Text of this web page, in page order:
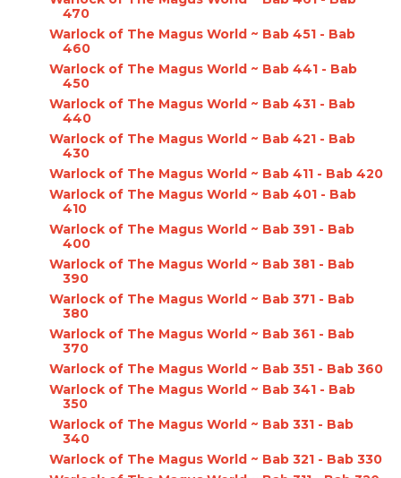
470
Warlock of The Magus World ~ Bab 451 - Bab
460
Warlock of The Magus World ~ Bab 441 - Bab
450
Warlock of The Magus World ~ Bab 431 - Bab
440
Warlock of The Magus World ~ Bab 421 - Bab
430
Warlock of The Magus World ~ Bab 411 - Bab 420
Warlock of The Magus World ~ Bab 401 - Bab
410
Warlock of The Magus World ~ Bab 391 - Bab
400
Warlock of The Magus World ~ Bab 381 - Bab
390
Warlock of The Magus World ~ Bab 371 - Bab
380
Warlock of The Magus World ~ Bab 361 - Bab
370
Warlock of The Magus World ~ Bab 351 - Bab 360
Warlock of The Magus World ~ Bab 341 - Bab
350
Warlock of The Magus World ~ Bab 331 - Bab
340
Warlock of The Magus World ~ Bab 321 - Bab 330